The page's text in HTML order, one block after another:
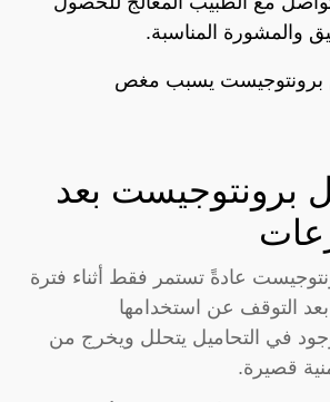
والمشورة المناسبة.
برونتوجيست يسبب مغص
برونتوجيست بعد
عادةً تستمر فقط أثناء فترة
التوقف عن استخدامها
في التحاميل يتحلل ويخرج من
قصيرة.